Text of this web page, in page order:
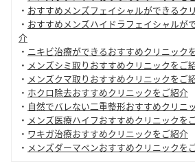
・ おすすめメンズフェイシャルができるク
・ おすすめメンズハイドラフェイシャルが
介
・ ニキビ治療ができるおすすめクリニック
・ メンズシミ取りおすすめクリニックをご
・ メンズクマ取りおすすめクリニックをご
・ ホクロ除去おすすめクリニックをご紹介
・ 自然でバレない二重整形おすすめクリニ
・ メンズ医療ハイフおすすめクリニックを
・ ワキガ治療おすすめクリニックをご紹介
・ メンズダーマペンおすすめクリニックを